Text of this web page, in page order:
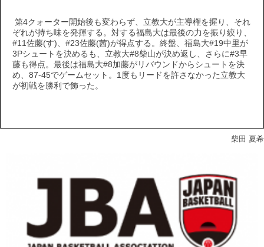
第4クォーター開始後も変わらず、立教大が主導権を握り、それ
ぞれが持ち味を発揮する。対する福島大は最後の力を振り絞り、
#11佐藤(す)、#23佐藤(茜)が得点する。終盤、福島大#19中里が
3Pシュートを決めるも、立教大#8柴山が決め返し、さらに#3早
藤も得点。最後は福島大#8加藤がリバウンドからシュートを決
め、87-45でゲームセット。1度もリードを許さなかった立教大
が初戦を勝利で飾った。
柴田 夏希